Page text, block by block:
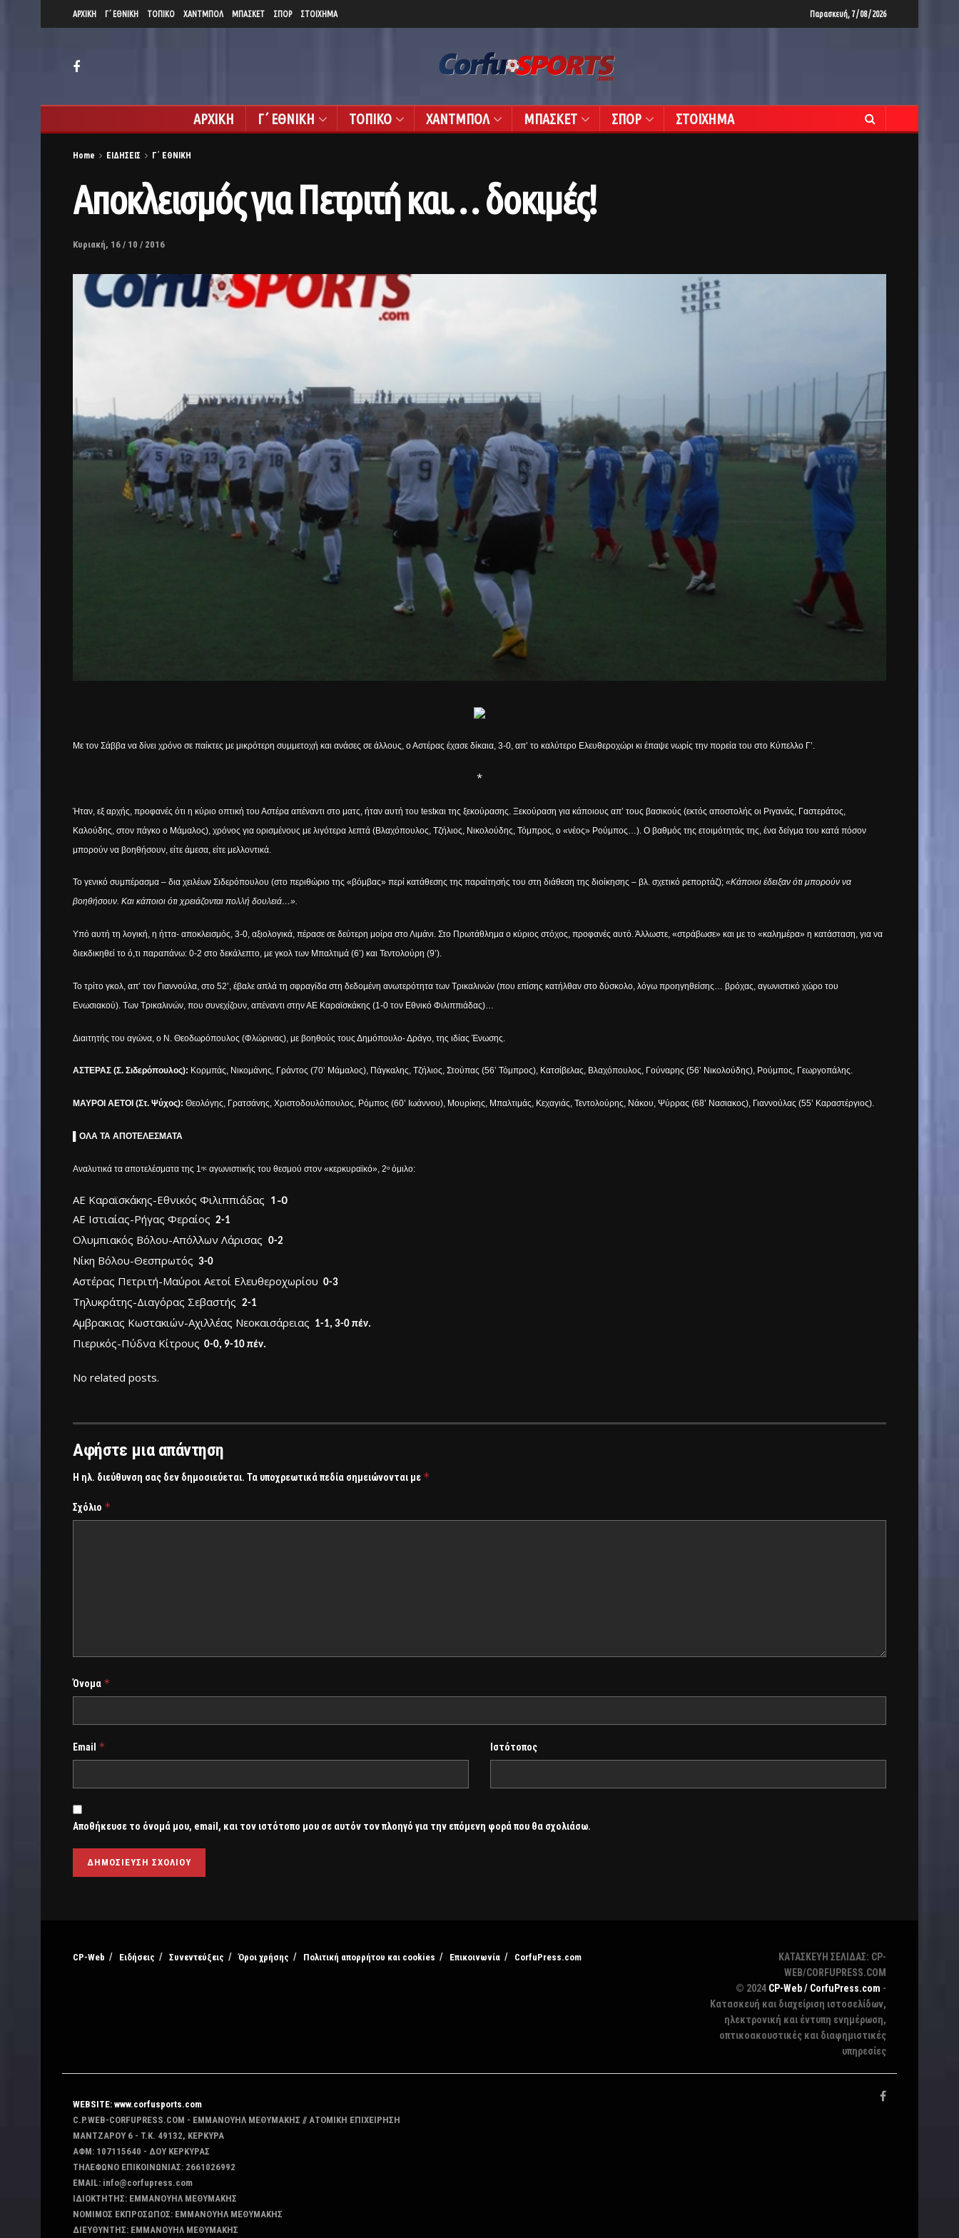
ΑΡΧΙΚΗ Γ΄ ΕΘΝΙΚΗ ΤΟΠΙΚΟ ΧΑΝΤΜΠΟΛ ΜΠΑΣΚΕΤ ΣΠΟΡ ΣΤΟΙΧΗΜΑ Παρασκευή, 7 / 08 / 2026
ΑΡΧΙΚΗ Γ΄ ΕΘΝΙΚΗ ΤΟΠΙΚΟ ΧΑΝΤΜΠΟΛ ΜΠΑΣΚΕΤ ΣΠΟΡ ΣΤΟΙΧΗΜΑ
Home ΕΙΔΗΣΕΙΣ Γ΄ ΕΘΝΙΚΗ
Αποκλεισμός για Πετριτή και… δοκιμές!
Κυριακή, 16 / 10 / 2016
Με τον Σάββα να δίνει χρόνο σε παίκτες με μικρότερη συμμετοχή και ανάσες σε άλλους, ο Αστέρας έχασε δίκαια, 3-0, απ’ το καλύτερο Ελευθεροχώρι κι έπαψε νωρίς την πορεία του στο Κύπελλο Γ’.
*
Ήταν, εξ αρχής, προφανές ότι η κύριο οπτική του Αστέρα απέναντι στο ματς, ήταν αυτή του testκαι της ξεκούρασης. Ξεκούραση για κάποιους απ’ τους βασικούς (εκτός αποστολής οι Ριγανάς, Γαστεράτος,
Καλούδης, στον πάγκο ο Μάμαλος), χρόνος για ορισμένους με λιγότερα λεπτά (Βλαχόπουλος, Τζήλιος, Νικολούδης, Τόμπρος, ο «νέος» Ρούμπος…). Ο βαθμός της ετοιμότητάς της, ένα δείγμα του κατά πόσον
μπορούν να βοηθήσουν, είτε άμεσα, είτε μελλοντικά.
Το γενικό συμπέρασμα – δια χειλέων Σιδερόπουλου (στο περιθώριο της «βόμβας» περί κατάθεσης της παραίτησής του στη διάθεση της διοίκησης – βλ. σχετικό ρεπορτάζ); «Κάποιοι έδειξαν ότι μπορούν να
βοηθήσουν. Και κάποιοι ότι χρειάζονται πολλή δουλειά…».
Υπό αυτή τη λογική, η ήττα- αποκλεισμός, 3-0, αξιολογικά, πέρασε σε δεύτερη μοίρα στο Λιμάνι. Στο Πρωτάθλημα ο κύριος στόχος, προφανές αυτό. Άλλωστε, «στράβωσε» και με το «καλημέρα» η κατάσταση, για να
διεκδικηθεί το ό,τι παραπάνω: 0-2 στο δεκάλεπτο, με γκολ των Μπαλτιμά (6’) και Τεντολούρη (9’).
Το τρίτο γκολ, απ’ τον Γιαννούλα, στο 52’, έβαλε απλά τη σφραγίδα στη δεδομένη ανωτερότητα των Τρικαλινών (που επίσης κατήλθαν στο δύσκολο, λόγω προηγηθείσης… βρόχας, αγωνιστικό χώρο του
Ενωσιακού). Των Τρικαλινών, που συνεχίζουν, απέναντι στην ΑΕ Καραϊσκάκης (1-0 τον Εθνικό Φιλιππιάδας)…
Διαιτητής του αγώνα, ο Ν. Θεοδωρόπουλος (Φλώρινας), με βοηθούς τους Δημόπουλο- Δράγο, της ιδίας Ένωσης.
ΑΣΤΕΡΑΣ (Σ. Σιδερόπουλος): Κορμπάς, Νικομάνης, Γράντος (70’ Μάμαλος), Πάγκαλης, Τζήλιος, Στούπας (56’ Τόμπρος), Κατσίβελας, Βλαχόπουλος, Γούναρης (56’ Νικολούδης), Ρούμπος, Γεωργοπάλης.
ΜΑΥΡΟΙ ΑΕΤΟΙ (Στ. Ψύχος): Θεολόγης, Γρατσάνης, Χριστοδουλόπουλος, Ρόμπος (60’ Ιωάννου), Μουρίκης, Μπαλτιμάς, Κεχαγιάς, Τεντολούρης, Νάκου, Ψύρρας (68’ Νασιακος), Γιαννούλας (55’ Καραστέργιος).
ΟΛΑ ΤΑ ΑΠΟΤΕΛΕΣΜΑΤΑ
Αναλυτικά τα αποτελέσματα της 1 ης αγωνιστικής του θεσμού στον «κερκυραϊκό», 2ο όμιλο:
ΑΕ Καραϊσκάκης-Εθνικός Φιλιππιάδας 1-0
ΑΕ Ιστιαίας-Ρήγας Φεραίος 2-1
Ολυμπιακός Βόλου-Απόλλων Λάρισας 0-2
Νίκη Βόλου-Θεσπρωτός 3-0
Αστέρας Πετριτή-Μαύροι Αετοί Ελευθεροχωρίου 0-3
Τηλυκράτης-Διαγόρας Σεβαστής 2-1
Αμβρακιας Κωστακιών-Αχιλλέας Νεοκαισάρειας 1-1, 3-0 πέν.
Πιερικός-Πύδνα Κίτρους 0-0, 9-10 πέν.
No related posts.
Αφήστε μια απάντηση
Η ηλ. διεύθυνση σας δεν δημοσιεύεται. Τα υποχρεωτικά πεδία σημειώνονται με *
Σχόλιο *
Όνομα *
Email * Ιστότοπος
Αποθήκευσε το όνομά μου, email, και τον ιστότοπο μου σε αυτόν τον πλοηγό για την επόμενη φορά που θα σχολιάσω.
CP-Web Ειδήσεις Συνεντεύξεις Όροι χρήσης Πολιτική απορρήτου και cookies Επικοινωνία CorfuPress.com
ΚΑΤΑΣΚΕΥΗ ΣΕΛΙΔΑΣ: CP-
WEB/CORFUPRESS.COM
© 2024 CP-Web / CorfuPress.com -
Κατασκευή και διαχείριση ιστοσελίδων,
ηλεκτρονική και έντυπη ενημέρωση,
οπτικοακουστικές και διαφημιστικές
υπηρεσίες
WEBSITE: www.corfusports.com
C.P.WEB-CORFUPRESS.COM - ΕΜΜΑΝΟΥΗΛ ΜΕΘΥΜΑΚΗΣ // ΑΤΟΜΙΚΗ ΕΠΙΧΕΙΡΗΣΗ
MANTZAΡΟΥ 6 - T.K. 49132, ΚΕΡΚΥΡΑ
ΑΦΜ: 107115640 - ΔΟΥ ΚΕΡΚΥΡΑΣ
ΤΗΛΕΦΩΝΟ ΕΠΙΚΟΙΝΩΝΙΑΣ: 2661026992
EMAIL: info@corfupress.com
ΙΔΙΟΚΤΗΤΗΣ: EMMANOYΗΛ ΜΕΘΥΜΑΚΗΣ
ΝΟΜΙΜΟΣ ΕΚΠΡΟΣΩΠΟΣ: EMMANOYΗΛ ΜΕΘΥΜΑΚΗΣ
ΔΙΕΥΘΥΝΤΗΣ: EMMANOYΗΛ ΜΕΘΥΜΑΚΗΣ